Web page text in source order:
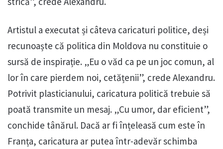
Artistul a executat și câteva caricaturi politice, deși
recunoaște că politica din Moldova nu constituie o
sursă de inspirație. „Eu o văd ca pe un joc comun, al
lor în care pierdem noi, cetățenii”, crede Alexandru.
Potrivit plasticianului, caricatura politică trebuie să
poată transmite un mesaj. „Cu umor, dar eficient”,
conchide tânărul. Dacă ar fi înțeleasă cum este în
Franța, caricatura ar putea într-adevăr schimba